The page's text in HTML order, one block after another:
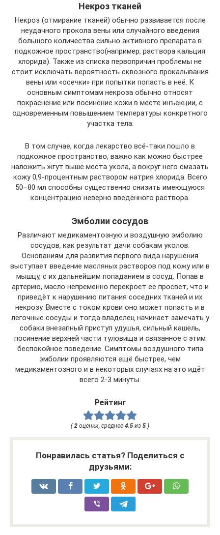
Некроз тканей
Некроз (отмирание тканей) обычно развивается после
неудачного прокола вены или случайного введения
большого количества сильно активного препарата в
подкожное пространство(например, раствора кальция
хлорида). Также из списка первопричин проблемы не
стоит исключать вероятность сквозного прокалывания
вены или «осечки» при попытки попасть в неё. К
основным симптомам некроза обычно относят
покраснение или посинение кожи в месте инъекции, с
одновременным повышением температуры конкретного
участка тела.
В том случае, когда лекарство всё-таки пошло в
подкожное пространство, важно как можно быстрее
наложить жгут выше места укола, а вокруг него смазать
кожу 0,9-процентным раствором натрия хлорида. Всего
50–80 мл способны существенно снизить имеющуюся
концентрацию неверно введённого раствора.
Эмболии сосудов
Различают медикаментозную и воздушную эмболию
сосудов, как результат дачи собакам уколов.
Основаниям для развития первого вида нарушения
выступает введение масляных растворов под кожу или в
мышцу, с их дальнейшим попаданием в сосуд. Попав в
артерию, масло непременно перекроет её просвет, что и
приведёт к нарушению питания соседних тканей и их
некрозу. Вместе с током крови оно может попасть и в
лёгочные сосуды и тогда владелец начинает замечать у
собаки внезапный приступ удушья, сильный кашель,
посинение верхней части туловища и связанное с этим
беспокойное поведение. Симптомы воздушного типа
эмболии проявляются ещё быстрее, чем
медикаментозного и в некоторых случаях на это идёт
всего 2-3 минуты.
Рейтинг
(2 оценки, среднее 4.5 из 5 )
Понравилась статья? Поделиться с
друзьями: